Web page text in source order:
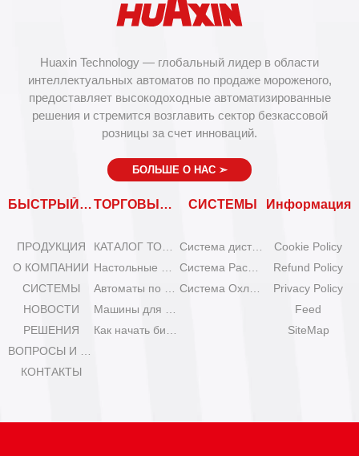
Huaxin Technology — глобальный лидер в области
интеллектуальных автоматов по продаже мороженого,
предоставляет высокодоходные автоматизированные
решения и стремится возглавить сектор безкассовой
розницы за счет инноваций.
БОЛЬШЕ О НАС ➣
БЫСТРЫЙ ВХОД
ПРОДУКЦИЯ
О КОМПАНИИ
СИСТЕМЫ
НОВОСТИ
РЕШЕНИЯ
КОНТАКТЫ
ТОРГОВЫЕ АВТОМАТЫ СИСТЕМЫ Информация
Cookie Policy
Refund Policy
Privacy Policy
Feed
SiteMap